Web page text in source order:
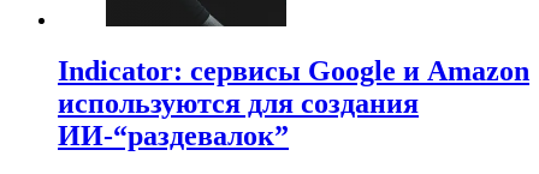
Indicator: сервисы Google и Amazon
используются для создания
ИИ-“раздевалок”